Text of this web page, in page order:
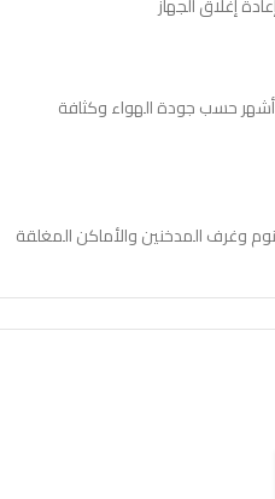
لأفضل أداء يوصى باستبدال الفلتر كل 3 أشهر حسب جودة الهواء وكثافة
وغرف المدخنين والأماكن المغلقة